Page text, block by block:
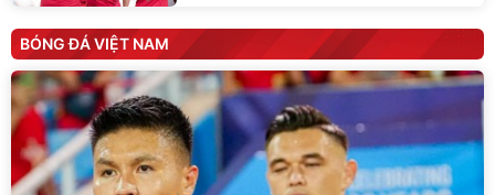
BÓNG ĐÁ VIỆT NAM